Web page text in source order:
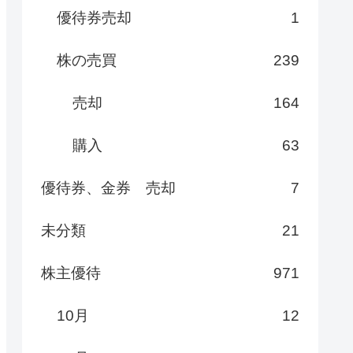
優待券売却 1
株の売買 239
売却 164
購入 63
優待券、金券 売却 7
未分類 21
株主優待 971
10月 12